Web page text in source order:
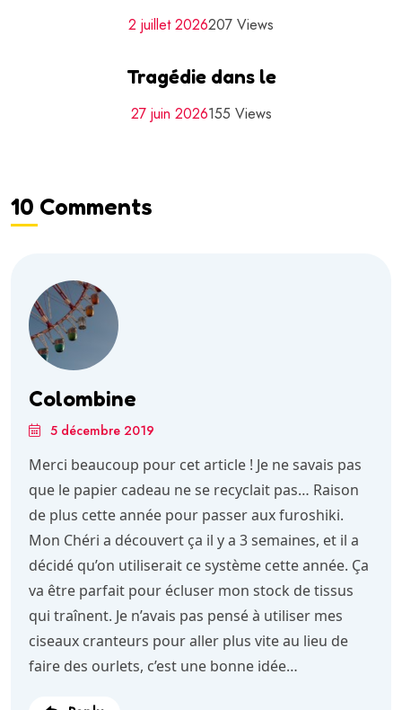
2 juillet 2026207 Views
Tragédie dans le
27 juin 2026155 Views
10 Comments
Colombine
5 décembre 2019
Merci beaucoup pour cet article ! Je ne savais pas
que le papier cadeau ne se recyclait pas… Raison
de plus cette année pour passer aux furoshiki.
Mon Chéri a découvert ça il y a 3 semaines, et il a
décidé qu’on utiliserait ce système cette année. Ça
va être parfait pour écluser mon stock de tissus
qui traînent. Je n’avais pas pensé à utiliser mes
ciseaux cranteurs pour aller plus vite au lieu de
faire des ourlets, c’est une bonne idée…